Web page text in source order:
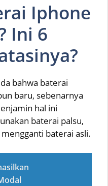
Iphone
Ini 6
bahwa baterai
baru, sebenarnya
hal ini
baterai palsu,
baterai asli.